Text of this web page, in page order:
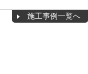
施工事例一覧へ